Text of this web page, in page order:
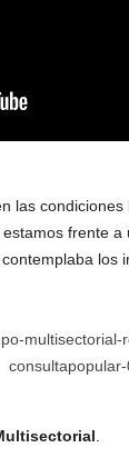
las
frente
los